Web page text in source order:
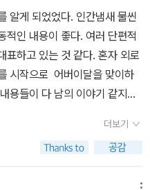
별한 체험에 보편성을 불어 넣
령화 사회로 접어 든 우리나라
한 시선으로 풀어냈다. 표지
사회가 되기를 꿈꾼다.
그런 할머니를 짐스러워 하는
고 있어 자식들이 늘 그리운
에 하루에도 몇 번씩 전화기를
과 자식들이 북적북적하면서
데... “늙기 싫어! 늙기 전에 죽
있지 않음을 말해주는 것 같아
어른을 극진히 모시면서 그
받아 들였는데 요즘은 그저
배은망덕한 사람들을 종종 보
랑이로 불리시던 젊은 시절의
한 모습과 뼈마디가 툭툭 튀어
아뵙지 못한 못난 나 자신을
할배 입 속엔 악어가 산다>는
하면서 읽은 이야기다. 어릴 때
들이 우리 집에 놀러오기를 꺼
지는 자꾸 친구들을 데려오라
의 음성에서 마치 버럭버럭 고
알고보면 쓸쓸한 노인이다. 동
알게 되었었다. 인간냄새 물씬
적인 내용이 좋다. 여러 단편적
표하고 있는 것 같다. 혼자 외로
시작으로 어버이달을 맞이하
용들이 다 남의 이야기 같지만
럭 할배이다. 동생 환이의 눈에
. 길에 넘어져 우는 동생을 데
동안 생각해왔던 할배와는 다르
더보기